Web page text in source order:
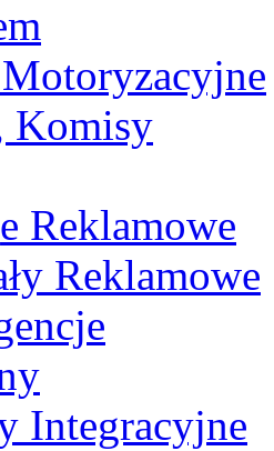
Komisy
Reklamowe
Reklamowe
Integracyjne